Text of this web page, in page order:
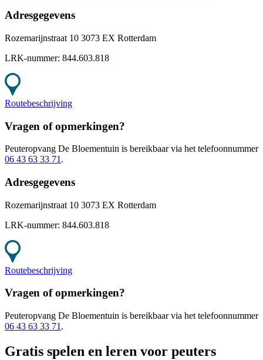
Adresgegevens
Rozemarijnstraat 10 3073 EX Rotterdam
LRK-nummer: 844.603.818
Routebeschrijving
Vragen of opmerkingen?
Peuteropvang De Bloementuin is bereikbaar via het telefoonnummer
06 43 63 33 71 .
Adresgegevens
Rozemarijnstraat 10 3073 EX Rotterdam
LRK-nummer: 844.603.818
Routebeschrijving
Vragen of opmerkingen?
Peuteropvang De Bloementuin is bereikbaar via het telefoonnummer
06 43 63 33 71 .
Gratis spelen en leren voor peuters